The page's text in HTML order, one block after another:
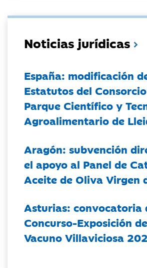
Noticias jurídicas
España: modificación
Estatutos del
Parque Científico y
Agroalimentario de
Aragón: subvención
el apoyo al Panel de
Aceite de Oliva Virgen
Asturias: convocatoria
Concurso-Exposición
Vacuno Villaviciosa